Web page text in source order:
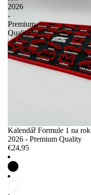
2026
-
Premium
Quality
Kalendář Formule 1 na rok
2026 - Premium Quality
€24,95